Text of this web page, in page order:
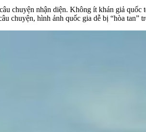
chuyện nhận diện. Không ít khán giả
chuyện, hình ảnh quốc gia dễ bị “hòa tan”